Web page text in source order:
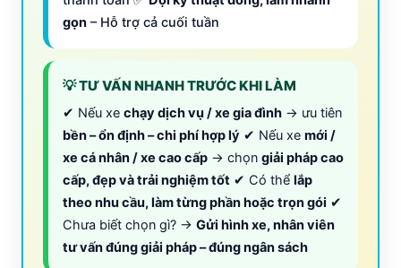
gọn – Hỗ trợ cả cuối tuần
💡 TƯ VẤN NHANH TRƯỚC KHI LÀM
✔ Nếu xe chạy dịch vụ / xe gia đình → ưu tiên
bền – ổn định – chi phí hợp lý ✔ Nếu xe mới /
xe cá nhân / xe cao cấp → chọn giải pháp cao
cấp, đẹp và trải nghiệm tốt ✔ Có thể lắp
theo nhu cầu, làm từng phần hoặc trọn gói ✔
Chưa biết chọn gì? → Gửi hình xe, nhân viên
tư vấn đúng giải pháp – đúng ngân sách